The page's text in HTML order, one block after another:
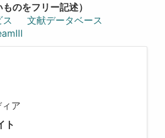
のをフリー記述）
文献データベース
ア
ト